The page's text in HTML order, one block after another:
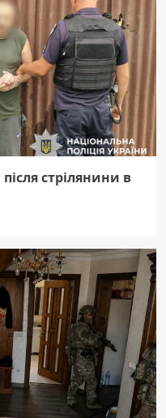
після стрілянини в